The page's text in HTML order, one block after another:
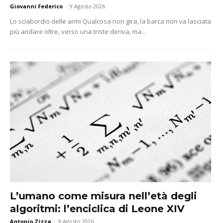
Giovanni Federico - 9 Agosto 2026
Lo sciabordio delle armi Qualcosa non gira, la barca non va lasciata
più andare oltre, verso una triste deriva, ma...
L’umano come misura nell’età degli
algoritmi: l’enciclica di Leone XIV
Antonio Zizza - 9 Agosto 2026